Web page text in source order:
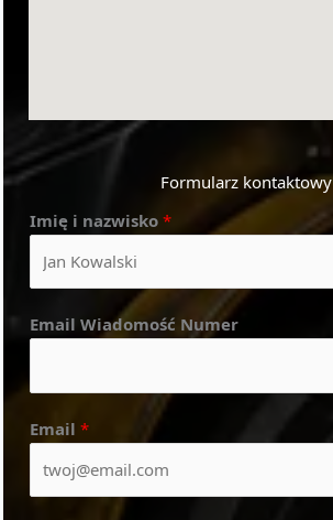
Formularz kontaktowy
Imię i nazwisko *
Email Wiadomość Numer
Email *